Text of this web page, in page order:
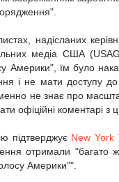
надісланих
медіа США
Америки", їм було
і не мати доступу до
не знає про
офіційні коментарі з
підтверджує New York
отримали "багато
Америки"".